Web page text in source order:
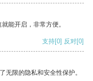
能开启，非常方便。
支持[0] 反对[0]
无限的隐私和安全性保护。